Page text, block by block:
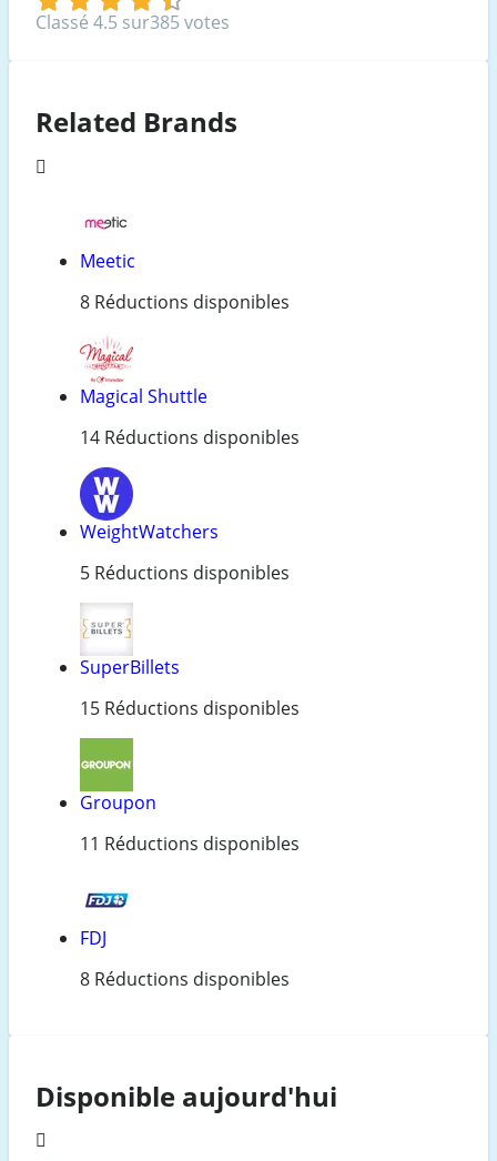
Classé 4.5 sur385 votes
Related Brands
Meetic
8 Réductions disponibles
Magical Shuttle
14 Réductions disponibles
WeightWatchers
5 Réductions disponibles
SuperBillets
15 Réductions disponibles
Groupon
11 Réductions disponibles
FDJ
8 Réductions disponibles
Disponible aujourd'hui